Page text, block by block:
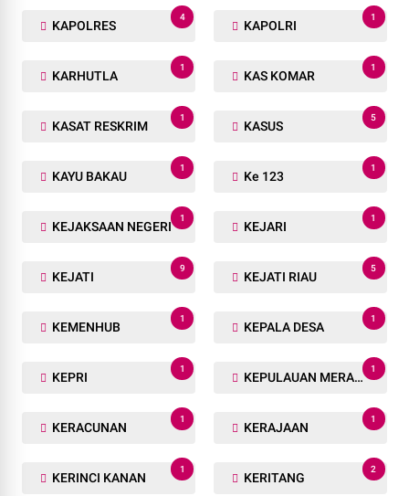
KAPOLRES
4
KAPOLRI
1
KARHUTLA
1
KAS KOMAR
1
KASAT RESKRIM
1
KASUS
5
KAYU BAKAU
1
Ke 123
1
KEJAKSAAN NEGERI
1
KEJARI
1
KEJATI
9
KEJATI RIAU
5
KEMENHUB
1
KEPALA DESA
1
KEPRI
1
KEPULAUAN MERANTI
1
KERACUNAN
1
KERAJAAN
1
KERINCI KANAN
1
KERITANG
2